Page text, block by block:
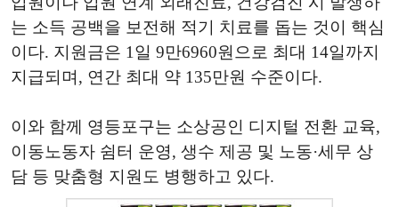
는 소득 공백을 보전해 적기 치료를 돕는 것이 핵심
이다. 지원금은 1일 9만6960원으로 최대 14일까지
지급되며, 연간 최대 약 135만원 수준이다.
이와 함께 영등포구는 소상공인 디지털 전환 교육,
이동노동자 쉼터 운영, 생수 제공 및 노동·세무 상
담 등 맞춤형 지원도 병행하고 있다.